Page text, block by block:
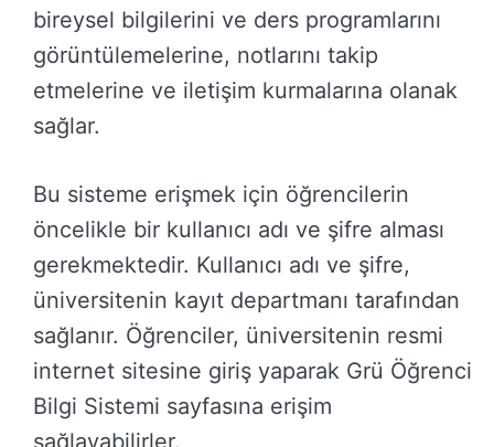
bireysel bilgilerini ve ders programlarını
görüntülemelerine, notlarını takip
etmelerine ve iletişim kurmalarına olanak
sağlar.
Bu sisteme erişmek için öğrencilerin
öncelikle bir kullanıcı adı ve şifre alması
gerekmektedir. Kullanıcı adı ve şifre,
üniversitenin kayıt departmanı tarafından
sağlanır. Öğrenciler, üniversitenin resmi
internet sitesine giriş yaparak Grü Öğrenci
Bilgi Sistemi sayfasına erişim